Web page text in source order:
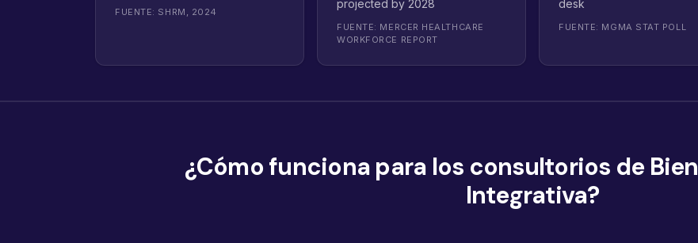
FUENTE: SHRM, 2024
projected by 2028
FUENTE: MERCER HEALTHCARE
WORKFORCE REPORT
desk
FUENTE: MGMA STAT POLL
¿Cómo funciona para los consultorios de
Integrativa?